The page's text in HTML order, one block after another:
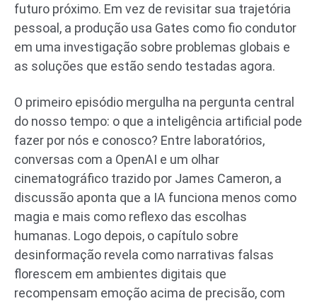
futuro próximo. Em vez de revisitar sua trajetória
pessoal, a produção usa Gates como fio condutor
em uma investigação sobre problemas globais e
as soluções que estão sendo testadas agora.
O primeiro episódio mergulha na pergunta central
do nosso tempo: o que a inteligência artificial pode
fazer por nós e conosco? Entre laboratórios,
conversas com a OpenAI e um olhar
cinematográfico trazido por James Cameron, a
discussão aponta que a IA funciona menos como
magia e mais como reflexo das escolhas
humanas. Logo depois, o capítulo sobre
desinformação revela como narrativas falsas
florescem em ambientes digitais que
recompensam emoção acima de precisão, com